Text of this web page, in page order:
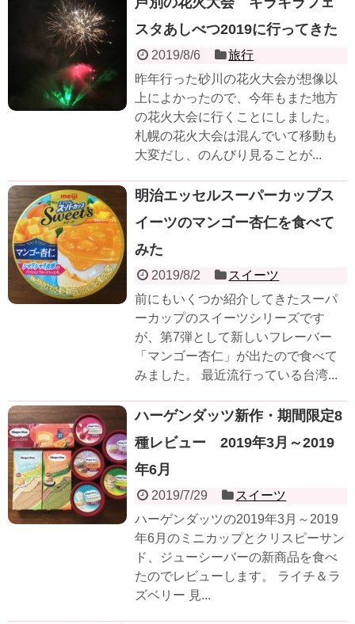
スタあしべつ2019に行ってきた
2019/8/6
旅行
昨年行った砂川の花火大会が想像以
上によかったので、今年もまた地方
の花火大会に行くことにしました。
札幌の花火大会は混んでいて移動も
大変だし、のんびり見ることが...
明治エッセルスーパーカップス
イーツのマンゴー杏仁を食べて
みた
2019/8/2
スイーツ
前にもいくつか紹介してきたスーパ
ーカップのスイーツシリーズです
が、第7弾として新しいフレーバー
「マンゴー杏仁」が出たので食べて
みました。 最近流行っている台湾...
ハーゲンダッツ新作・期間限定8
種レビュー 2019年3月～2019
年6月
2019/7/29
スイーツ
ハーゲンダッツの2019年3月～2019
年6月のミニカップとクリスピーサン
ド、ジューシーバーの新商品を食べ
たのでレビューします。 ライチ＆ラ
ズベリー 見...